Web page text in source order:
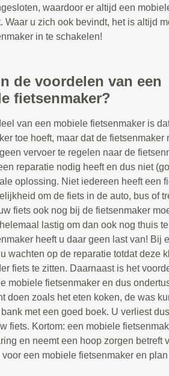
waardoor er altijd een
Waar u zich ook bevindt, het is altijd
in te schakelen!
de voordelen van een
fietsenmaker?
van een mobiele fietsenmaker is
toe hoeft, maar dat de fietsenmaker
vervoer te regelen naar de
reparatie nodig heeft en dus niet
oplossing. Niet iedereen heeft een
om de fiets in de auto, bus of
fiets ook nog bij de fietsenmaker
lastig om dan ook nog thuis
heeft u daar geen last van! Bij
wachten op de reparatie totdat deze
fiets te zitten. Daarnaast is het
mobiele fietsenmaker en dus
doen zoals het eten koken, de was
met een goed boek. U verliest
fiets. Kortom: een mobiele
en neemt een hoop zorgen betreft
een mobiele fietsenmaker en